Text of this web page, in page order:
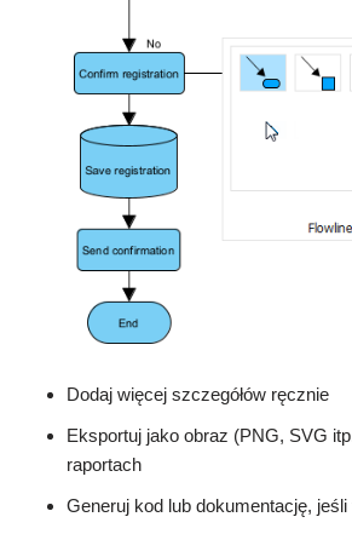
Dodaj więcej szczegółów ręcznie
Eksportuj jako obraz (PNG, SVG
raportach
Generuj kod lub dokumentację,